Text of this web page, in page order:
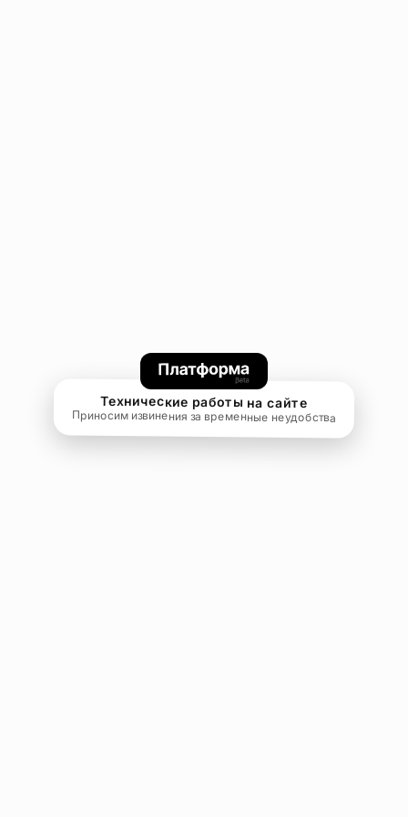
Технические работы на сайте
Приносим извинения за временные неудобства